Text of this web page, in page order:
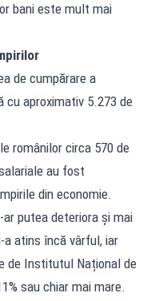
bani este mult mai
de cumpărare a
cu aproximativ 5.273 de
românilor circa 570 de
au fost
din economie.
putea deteriora și mai
atins încă vârful, iar
de Institutul Național de
sau chiar mai mare.